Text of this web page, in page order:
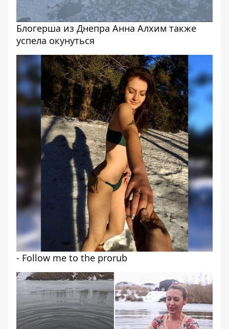
Блогерша из Днепра Анна Алхим также
успела окунуться
- Follow me to the prorub